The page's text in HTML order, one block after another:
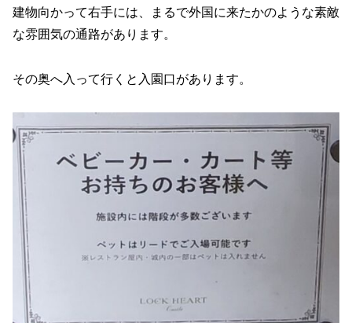
建物向かって右手には、まるで外国に来たかのような素敵
な雰囲気の通路があります。
その奥へ入って行くと入園口があります。